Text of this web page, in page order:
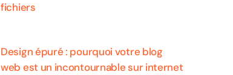
fichiers
Design épuré : pourquoi votre blog
web est un incontournable sur internet